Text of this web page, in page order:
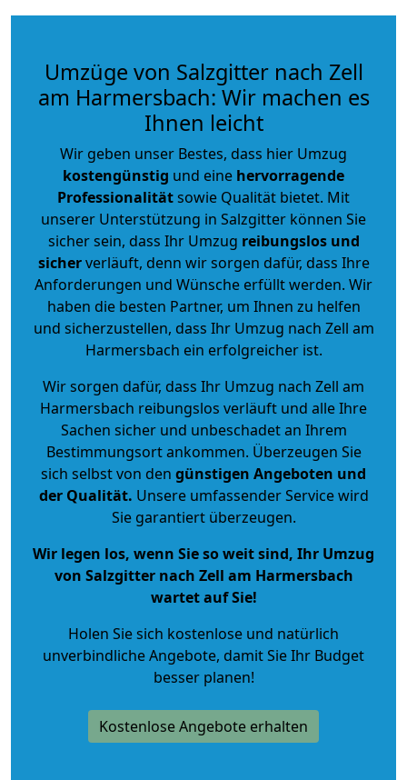
Umzüge von Salzgitter nach Zell
am Harmersbach: Wir machen es
Ihnen leicht
Wir geben unser Bestes, dass hier Umzug
kostengünstig und eine hervorragende
Professionalitätsowie Qualität bietet. Mit
unserer Unterstützung in Salzgitter können Sie
sicher sein, dass Ihr Umzug reibungslos und
sicherverläuft, denn wir sorgen dafür, dass Ihre
Anforderungen und Wünsche erfüllt werden. Wir
haben die besten Partner, um Ihnen zu helfen
und sicherzustellen, dass Ihr Umzug nach Zell am
Harmersbach ein erfolgreicher ist.
Wir sorgen dafür, dass Ihr Umzug nach Zell am
Harmersbach reibungslos verläuft und alle Ihre
Sachen sicher und unbeschadet an Ihrem
Bestimmungsort ankommen. Überzeugen Sie
sich selbst von den günstigen Angeboten und
der Qualität. Unsere umfassender Service wird
Sie garantiert überzeugen.
Wir legen los, wenn Sie so weit sind, Ihr Umzug
von Salzgitter nach Zell am Harmersbach
wartet auf Sie!
Holen Sie sich kostenlose und natürlich
unverbindliche Angebote, damit Sie Ihr Budget
besser planen!
Kostenlose Angebote erhalten